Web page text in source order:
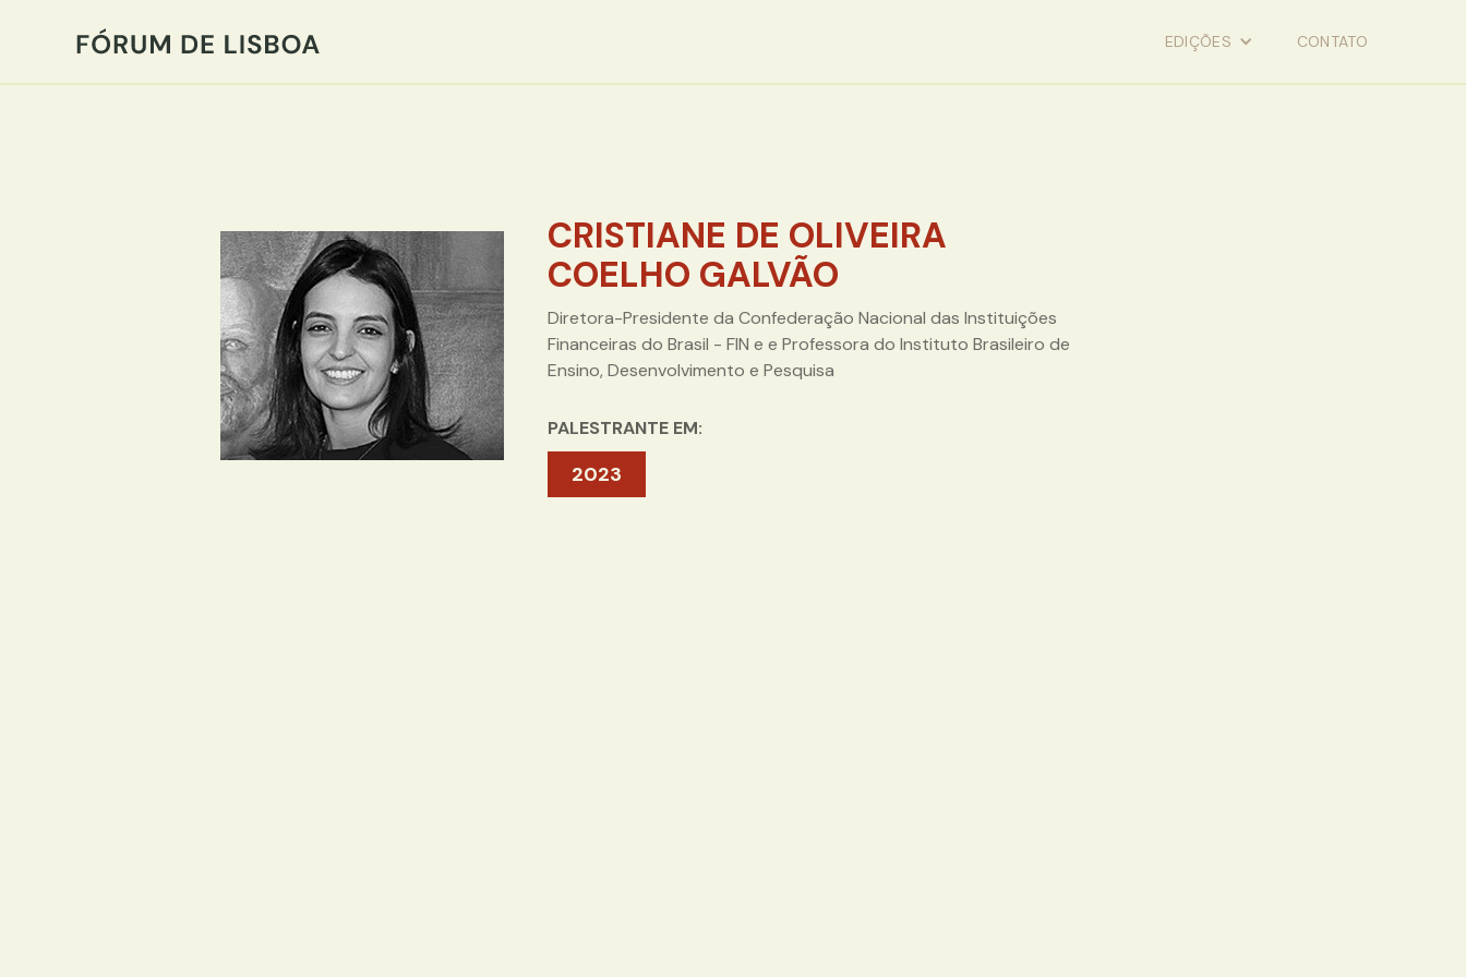
EDIÇÕES CONTATO
CRISTIANE DE OLIVEIRA
COELHO GALVÃO
Diretora-Presidente da Confederação Nacional das Instituições
Financeiras do Brasil - FIN e e Professora do Instituto Brasileiro de
Ensino, Desenvolvimento e Pesquisa
PALESTRANTE EM:
2023